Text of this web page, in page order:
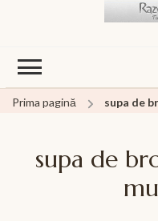
Prima pagină supa de
supa de